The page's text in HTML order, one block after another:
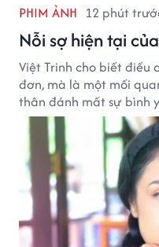
PHIM ẢNH 12 phút
Nỗi sợ hiện tại
Việt Trinh cho biết điều
đơn, mà là một mối
thân đánh mất sự bình